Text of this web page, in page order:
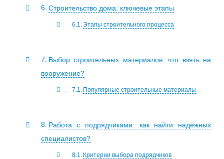
Строительство дома: ключевые этапы
Этапы строительного процесса
Выбор строительных материалов: что взять на
вооружение?
Популярные строительные материалы
Работа с подрядчиками: как найти надёжных
специалистов?
Критерии выбора подрядчиков